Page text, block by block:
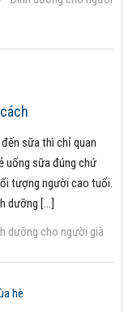
sữa thì chỉ quan
uống sữa đúng chứ
tượng người cao tuổi.
dưỡng […]
dưỡng cho người già